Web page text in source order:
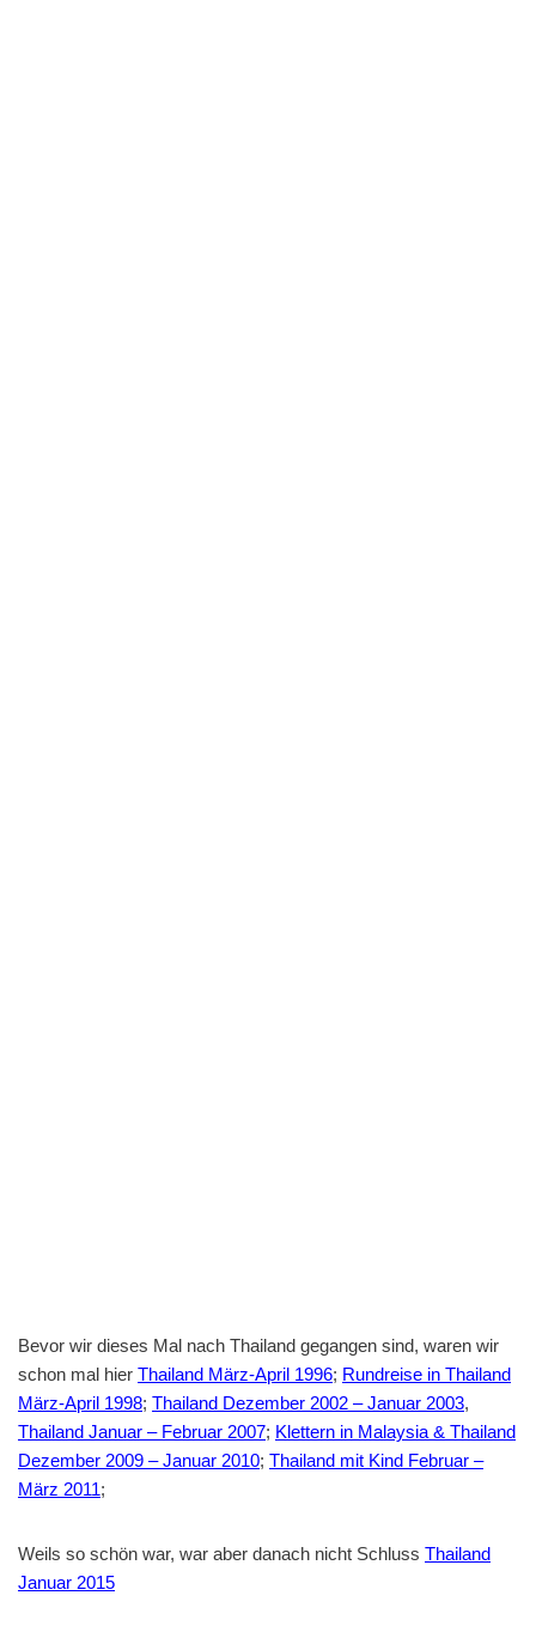
Bevor wir dieses Mal nach Thailand gegangen sind, waren wir
schon mal hier Thailand März-April 1996; Rundreise in Thailand
März-April 1998; Thailand Dezember 2002 – Januar 2003,
Thailand Januar – Februar 2007; Klettern in Malaysia & Thailand
Dezember 2009 – Januar 2010; Thailand mit Kind Februar –
März 2011;
Weils so schön war, war aber danach nicht Schluss Thailand
Januar 2015